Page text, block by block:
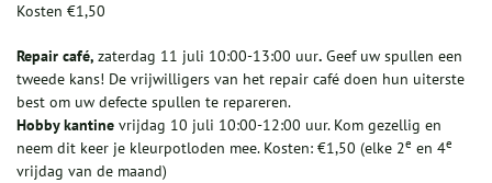
Kosten €1,50
Repair café, zaterdag 11 juli 10:00-13:00 uur. Geef uw spullen een
tweede kans! De vrijwilligers van het repair café doen hun uiterste
best om uw defecte spullen te repareren.
Hobby kantine vrijdag 10 juli 10:00-12:00 uur. Kom gezellig en
neem dit keer je kleurpotloden mee. Kosten: €1,50 (elke 2e en 4e
vrijdag van de maand)